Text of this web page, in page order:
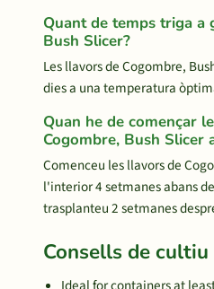
Quant de temps triga a
Bush Slicer?
Les llavors de Cogombre,
dies a una temperatura
Quan he de començar
Cogombre, Bush Slicer
Comenceu les llavors de
l'interior 4 setmanes abans
trasplanteu 2 setmanes
Consells de cultiu